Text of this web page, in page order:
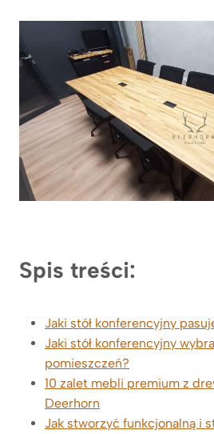
Spis treści:
Jaki stół konferencyjny
Jaki stół konferencyjny
pomieszczeń?
10 zalet mebli premium z
Deerhorn
Jak stworzyć funkcjonalną i